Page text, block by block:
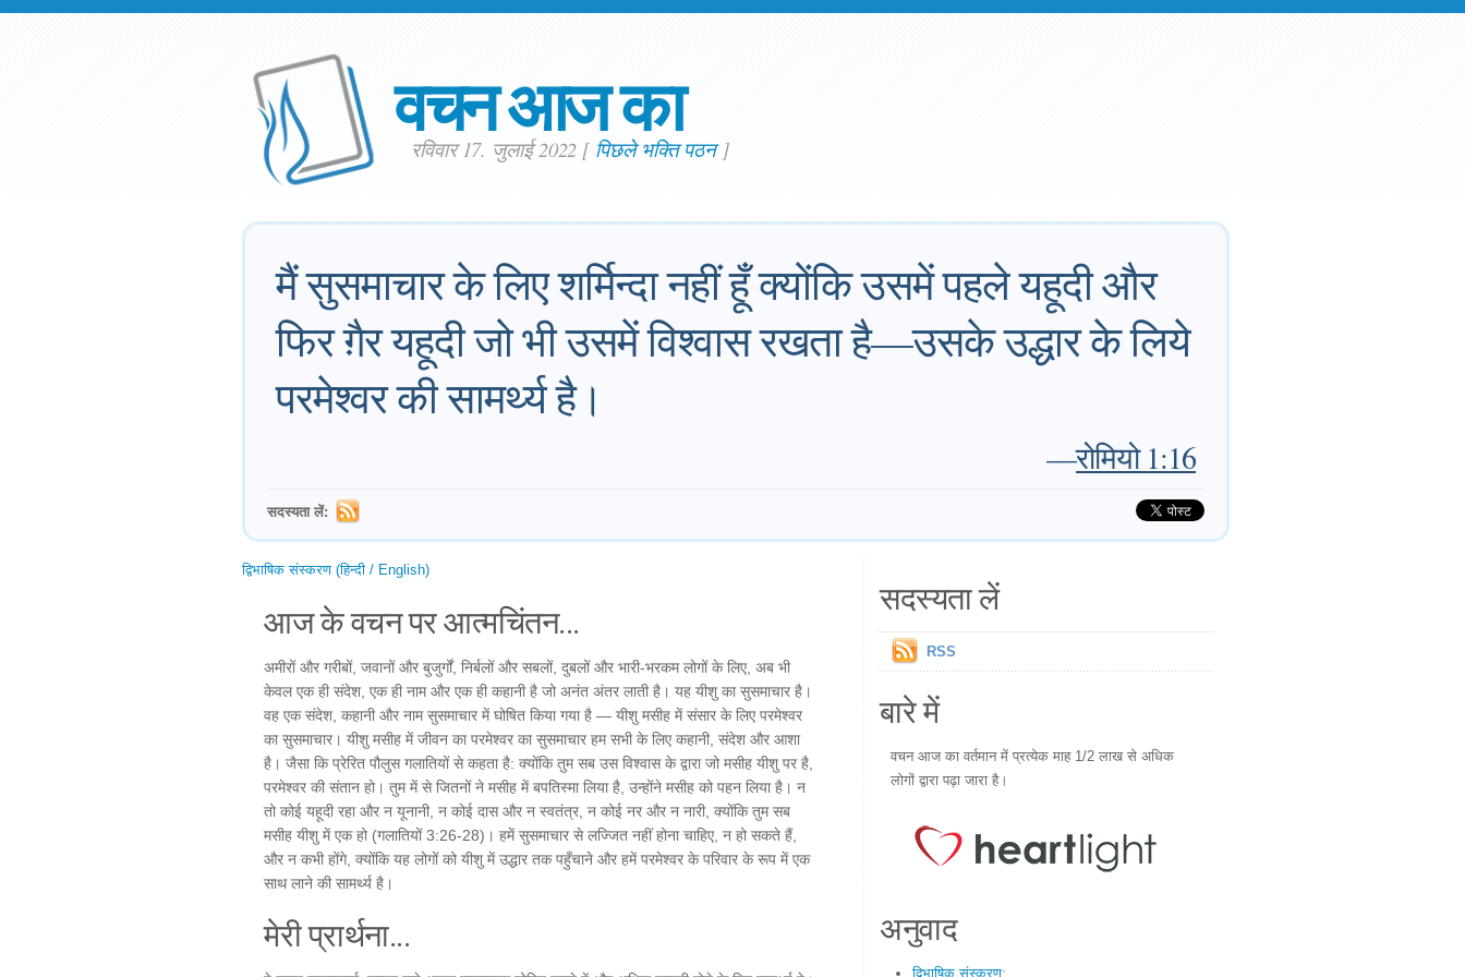
वचन आज का
रविवार 17. जुलाई 2022 [ पिछले भक्ति पठन]
मैं सुसमाचार के लिए शर्मिन्दा नहीं हूँ क्योंकि उसमें पहले यहूदी और
फिर ग़ैर यहूदी जो भी उसमें विश्वास रखता है—उसके उद्धार के लिये
परमेश्वर की सामर्थ्य है।
—रोमियो 1:16
सदस्यता लें:
द्विभाषिक संस्करण (हिन्दी / English)
आज के वचन पर आत्मचिंतन...
अमीरों और गरीबों, जवानों और बुजुर्गों, निर्बलों और सबलों, दुबलों और भारी-भरकम लोगों के लिए, अब भी
केवल एक ही संदेश, एक ही नाम और एक ही कहानी है जो अनंत अंतर लाती है। यह यीशु का सुसमाचार है।
वह एक संदेश, कहानी और नाम सुसमाचार में घोषित किया गया है — यीशु मसीह में संसार के लिए परमेश्वर
का सुसमाचार। यीशु मसीह में जीवन का परमेश्वर का सुसमाचार हम सभी के लिए कहानी, संदेश और आशा
है। जैसा कि प्रेरित पौलुस गलातियों से कहता है: क्योंकि तुम सब उस विश्वास के द्वारा जो मसीह यीशु पर है,
परमेश्वर की संतान हो। तुम में से जितनों ने मसीह में बपतिस्मा लिया है, उन्होंने मसीह को पहन लिया है। न
तो कोई यहूदी रहा और न यूनानी, न कोई दास और न स्वतंत्र, न कोई नर और न नारी, क्योंकि तुम सब
मसीह यीशु में एक हो (गलातियों 3:26-28)। हमें सुसमाचार से लज्जित नहीं होना चाहिए, न हो सकते हैं,
और न कभी होंगे, क्योंकि यह लोगों को यीशु में उद्धार तक पहुँचाने और हमें परमेश्वर के परिवार के रूप में एक
साथ लाने की सामर्थ्य है।
मेरी प्रार्थना...
सदस्यता लें
RSS
बारे में
वचन आज का वर्तमान में प्रत्येक माह 1/2 लाख से अधिक
लोगों द्वारा पढ़ा जारा है।
अनुवाद
द्विभाषिक संस्करण: